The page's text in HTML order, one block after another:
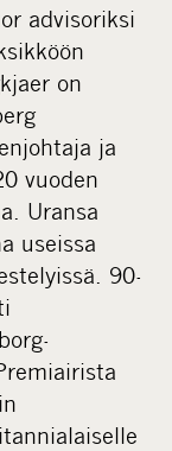
advisoriksi
on
ja
vuoden
Uransa
useissa
90-